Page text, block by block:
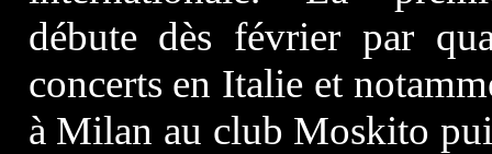
débute dès février par
concerts en Italie et
à Milan au club Moskito